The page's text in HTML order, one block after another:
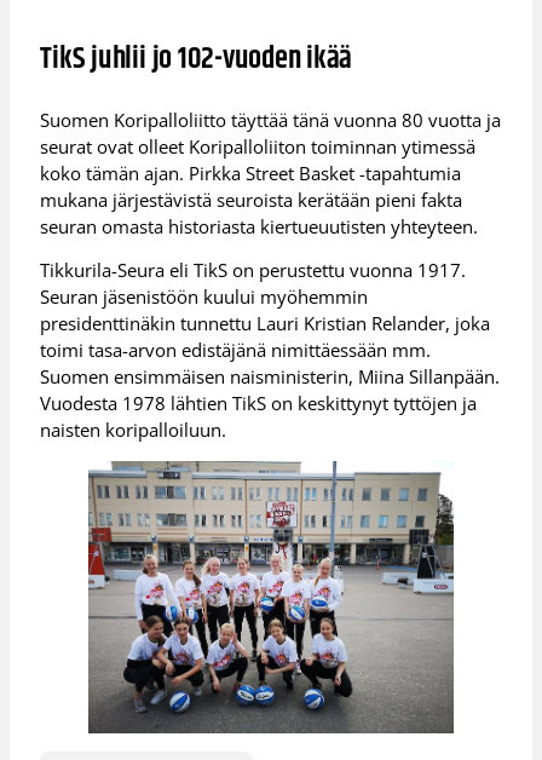
TikS juhlii jo 102-vuoden ikää
Suomen Koripalloliitto täyttää tänä vuonna 80 vuotta ja
seurat ovat olleet Koripalloliiton toiminnan ytimessä
koko tämän ajan. Pirkka Street Basket -tapahtumia
mukana järjestävistä seuroista kerätään pieni fakta
seuran omasta historiasta kiertueuutisten yhteyteen.
Tikkurila-Seura eli TikS on perustettu vuonna 1917.
Seuran jäsenistöön kuului myöhemmin
presidenttinäkin tunnettu Lauri Kristian Relander, joka
toimi tasa-arvon edistäjänä nimittäessään mm.
Suomen ensimmäisen naisministerin, Miina Sillanpään.
Vuodesta 1978 lähtien TikS on keskittynyt tyttöjen ja
naisten koripalloiluun.